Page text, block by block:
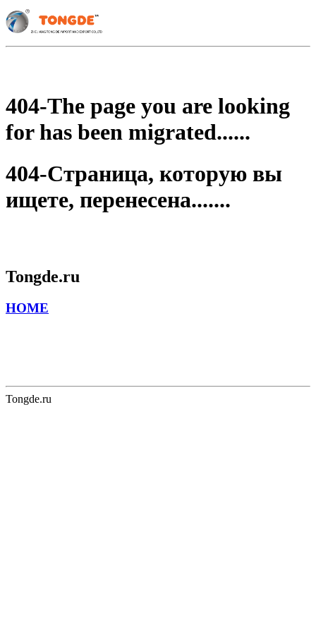
404-The page you are looking
for has been migrated......
404-Страница, которую вы
ищете, перенесена.......
Tongde.ru
HOME
Tongde.ru